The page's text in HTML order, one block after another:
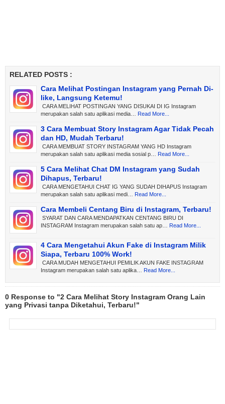
RELATED POSTS :
Cara Melihat Postingan Instagram yang Pernah Di-
like, Langsung Ketemu!
CARA MELIHAT POSTINGAN YANG DISUKAI DI IG Instagram
merupakan salah satu aplikasi media…
Read More...
3 Cara Membuat Story Instagram Agar Tidak Pecah
dan HD, Mudah Terbaru!
CARA MEMBUAT STORY INSTAGRAM YANG HD Instagram
merupakan salah satu aplikasi media sosial p…
Read More...
5 Cara Melihat Chat DM Instagram yang Sudah
Dihapus, Terbaru!
CARA MENGETAHUI CHAT IG YANG SUDAH DIHAPUS Instagram
merupakan salah satu aplikasi medi…
Read More...
Cara Membeli Centang Biru di Instagram, Terbaru!
SYARAT DAN CARA MENDAPATKAN CENTANG BIRU DI
INSTAGRAM Instagram merupakan salah satu ap… Read More...
4 Cara Mengetahui Akun Fake di Instagram Milik
Siapa, Terbaru 100% Work!
CARA MUDAH MENGETAHUI PEMILIK AKUN FAKE INSTAGRAM
Instagram merupakan salah satu aplika…
Read More...
0 Response to "2 Cara Melihat Story Instagram Orang Lain
yang Privasi tanpa Diketahui, Terbaru!"